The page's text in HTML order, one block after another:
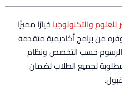
والتكنولوجياخيارًا مميزًا
من برامج أكاديمية متقدمة
الرسوم حسب التخصص ونظام
لجميع الطلاب لضمان